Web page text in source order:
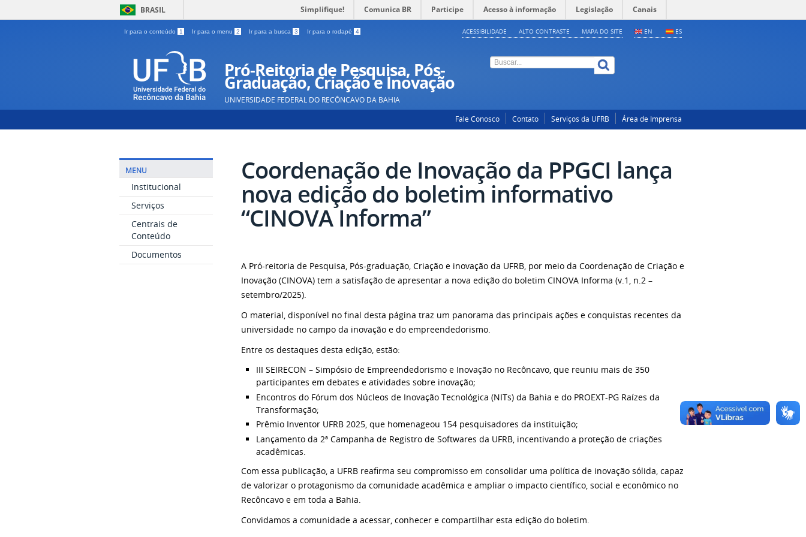
BRASIL Simplifique! Comunica BR Participe Acesso à informação Legislação Canais
Ir para o conteúdo 1 Ir para o menu 2 Ir para a busca 3 Ir para o rodapé 4 EN ES
ACESSIBILIDADE ALTO CONTRASTE MAPA DO SITE
Pró-Reitoria de Pesquisa, Pós-
Graduação, Criação e Inovação
UNIVERSIDADE FEDERAL DO RECÔNCAVO DA BAHIA
Fale Conosco
Contato Serviços da UFRB Área de Imprensa
MENU
Institucional
Serviços
Centrais de
Conteúdo
Documentos
Coordenação de Inovação da PPGCI lança
nova edição do boletim informativo
“CINOVA Informa”
A Pró-reitoria de Pesquisa, Pós-graduação, Criação e inovação da UFRB, por meio da Coordenação de Criação e
Inovação (CINOVA) tem a satisfação de apresentar a nova edição do boletim CINOVA Informa (v.1, n.2 –
setembro/2025).
O material, disponível no final desta página traz um panorama das principais ações e conquistas recentes da
universidade no campo da inovação e do empreendedorismo.
Entre os destaques desta edição, estão:
III SEIRECON – Simpósio de Empreendedorismo e Inovação no Recôncavo, que reuniu mais de 350
participantes em debates e atividades sobre inovação;
Encontros do Fórum dos Núcleos de Inovação Tecnológica (NITs) da Bahia e do PROEXT-PG Raízes da
Transformação;
Prêmio Inventor UFRB 2025, que homenageou 154 pesquisadores da instituição;
Lançamento da 2ª Campanha de Registro de Softwares da UFRB, incentivando a proteção de criações
acadêmicas.
Com essa publicação, a UFRB reafirma seu compromisso em consolidar uma política de inovação sólida, capaz
de valorizar o protagonismo da comunidade acadêmica e ampliar o impacto científico, social e econômico no
Recôncavo e em toda a Bahia.
Convidamos a comunidade a acessar, conhecer e compartilhar esta edição do boletim.